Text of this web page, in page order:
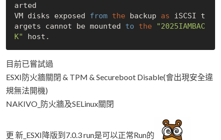
arted
VM disks exposed from the backup as iSCSI t
argets cannot be mounted to the
"2025IAMBAC
K"
目前已嘗試過
ESXI防火牆關閉 & TPM & Secureboot Disable(會出現安全違
規無法開機)
NAKIVO_防火牆及SELinux關閉
更 新_ESXI降版到7.0.3 run是可以正常Run的